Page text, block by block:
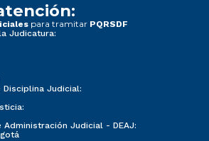
para tramitar PQRSDF
Judicatura:
Disciplina Judicial:
Administración Judicial - DEAJ: